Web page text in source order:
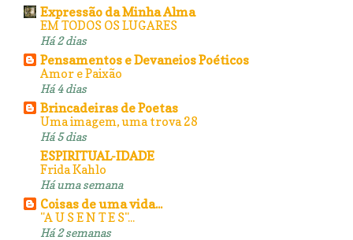
Expressão da Minha Alma
EM TODOS OS LUGARES
Há 2 dias
Pensamentos e Devaneios Poéticos
Amor e Paixão
Há 4 dias
Brincadeiras de Poetas
Uma imagem, uma trova 28
Há 5 dias
ESPIRITUAL-IDADE
Frida Kahlo
Há uma semana
Coisas de uma vida...
"A U S E N T E S"...
Há 2 semanas